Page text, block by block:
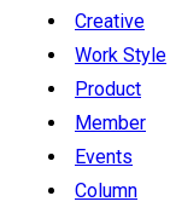
Creative
Work Style
Product
Member
Events
Column